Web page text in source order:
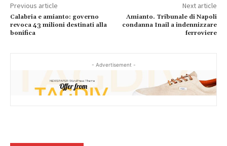
Previous article
Calabria e amianto: governo
revoca 43 milioni destinati alla
bonifica
Next article
Amianto. Tribunale di Napoli
condanna Inail a indennizzare
ferroviere
- Advertisement -